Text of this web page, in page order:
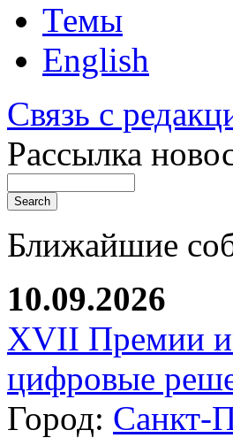
Темы
English
Связь с
Рассылка
Ближайшие
10.09.2026
XVII Премии
цифровые
Город: Санкт-